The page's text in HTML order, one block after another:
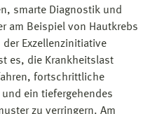
smarte Diagnostik und
am Beispiel von Hautkrebs
Exzellenzinitiative
es, die Krankheitslast
fortschrittliche
und ein tiefergehendes
zu verringern. Am